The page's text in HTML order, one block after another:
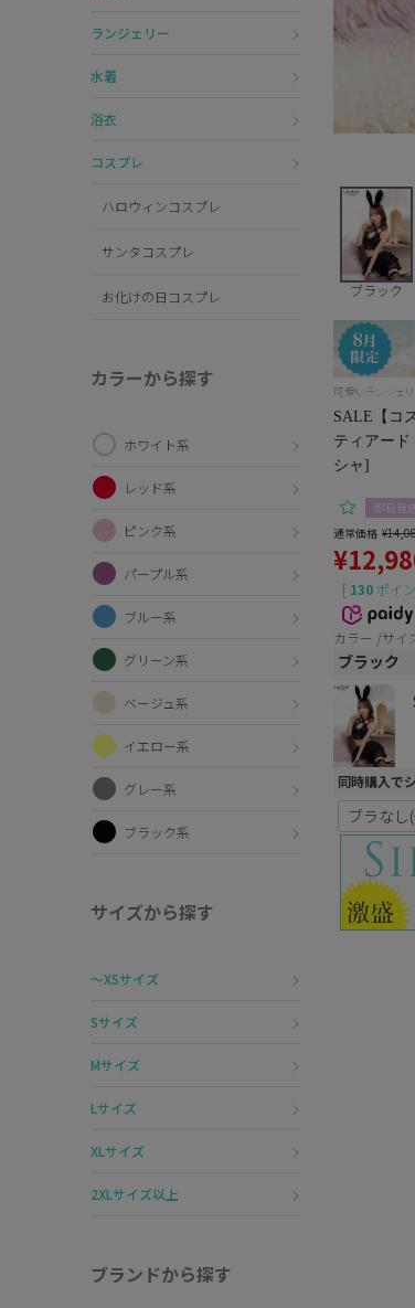
ランジェリー
水着
浴衣
コスプレ
ハロウィンコスプレ
サンタコスプレ
お化けの日コスプレ
カラーから探す
ホワイト系
レッド系
ピンク系
パープル系
ブルー系
グリーン系
ベージュ系
イエロー系
グレー系
ブラック系
サイズから探す
〜XSサイズ
Sサイズ
Mサイズ
Lサイズ
XLサイズ
2XLサイズ以上
ブランドから探す
ブラック
可愛いランジェ
SALE【コ
ティアー
シャ]
即日発
通常価格 ¥
¥
[ 130 ポイ
カラー
サイ
ブラック
同時購入で